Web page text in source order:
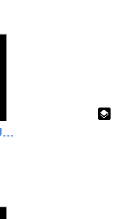
BASE AÉREA DE GETAFE. CUARTO DE PRIMARIA. SEXTA PARTE.